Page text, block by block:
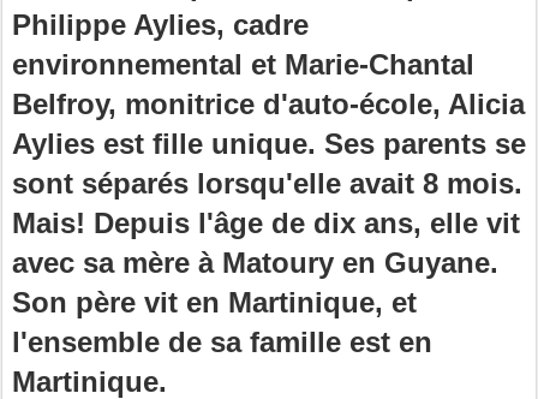
Philippe Aylies, cadre
environnemental et Marie-Chantal
Belfroy, monitrice d'auto-école, Alicia
Aylies est fille unique. Ses parents se
sont séparés lorsqu'elle avait 8 mois.
Mais! Depuis l'âge de dix ans, elle vit
avec sa mère à Matoury en Guyane.
Son père vit en Martinique, et
l'ensemble de sa famille est en
Martinique.